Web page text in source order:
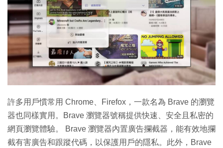
許多用戶慣常用 Chrome、Firefox，一款名為 Brave 的瀏覽
器也同樣實用。Brave 瀏覽器號稱提供快速、安全且私密的
網頁瀏覽體驗。 Brave 瀏覽器內置廣告攔截器，能有效地攔
截有害廣告和跟蹤代碼，以保護用戶的隱私。此外，Brave